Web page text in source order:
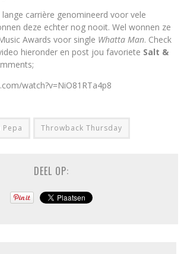
carrière genomineerd voor vele
deze echter nog nooit. Wel wonnen ze
Awards voor single Whatta Man. Check
hieronder en post jou favoriete Salt &
watch?v=NiO81RTa4p8
Pepa Throwback Thursday
DEEL OP: